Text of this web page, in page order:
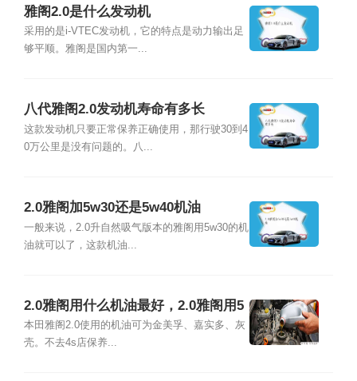
雅阁2.0是什么发动机
采用的是i-VTEC发动机，它的特点是动力输出足
够平顺。雅阁是国内第一...
八代雅阁2.0发动机寿命有多长
这款发动机只要正常保养正确使用，那行驶30到4
0万公里是没有问题的。八...
2.0雅阁加5w30还是5w40机油
一般来说，2.0升自然吸气版本的雅阁用5w30的机
油就可以了，这款机油...
2.0雅阁用什么机油最好，2.0雅阁用5
W30还是5W40
本田雅阁2.0使用的机油可为金美孚、嘉实多、灰
壳。不去4s店保养...